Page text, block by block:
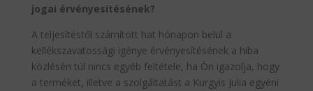
jogai érvényesítésének?
A teljesítéstől számított hat hónapon belül a
kellékszavatossági igénye érvényesítésének a hiba
közlésén túl nincs egyéb feltétele, ha Ön igazolja, hogy
a terméket, illetve a szolgáltatást a Kurgyis Julia egyéni